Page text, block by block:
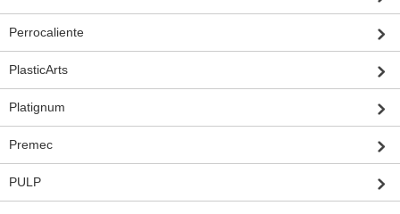
Perrocaliente
PlasticArts
Platignum
Premec
PULP